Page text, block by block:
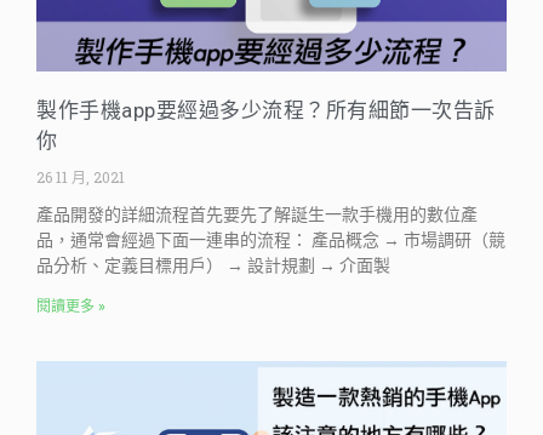
製作手機app要經過多少流程？所有細節一次告訴
你
26 11 月, 2021
產品開發的詳細流程首先要先了解誕生一款手機用的數位產
品，通常會經過下面一連串的流程： 產品概念 → 市場調研（競
品分析、定義目標用戶） → 設計規劃 → 介面製
閱讀更多 »